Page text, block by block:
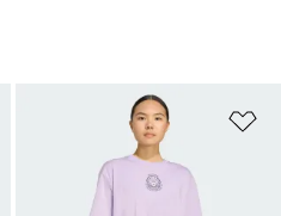
เพิ่มไปยังรายการสินค้าโปรด